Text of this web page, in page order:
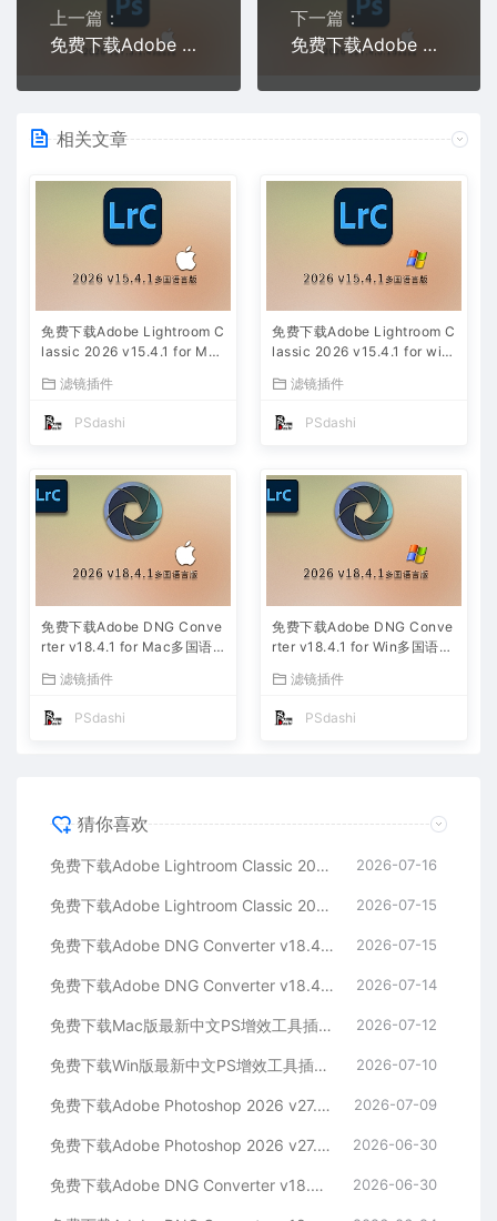
上一篇：
免费下载Adobe Photoshop 2026 v27.3.1.4 for Mac多国语言版正式中文最新PS软件激活一键安装包Ai智能修图设计师平面设计工具
下一篇：
免费下载Adobe Photoshop 2026 v27.4.0.15 for Mac 多国语言版正式中文最新PS软件激活一键安装包Ai智能修图设计师平面设计工具
相关文章
免费下载Adobe Lightroom C
lassic 2026 v15.4.1 for Mac
安装包摄影后期照片图片编辑
工具
滤镜插件
PSdashi
免费下载Adobe Lightroom C
lassic 2026 v15.4.1 for win
安装包摄影后期照片图片编辑
工具
滤镜插件
PSdashi
免费下载Adobe DNG Conve
rter v18.4.1 for Mac多国语
照片格式转换器Lrc数字负片P
滤镜插件
PSdashi
免费下载Adobe DNG Conve
rter v18.4.1 for Win多国语言
片格式转换器Lrc数字负片PS
滤镜插件
PSdashi
猜你喜欢
免费下载Adobe Lightroom Classic 2026 v15.4.1 for Mac多国语言版中文LrC软件激活安装包摄影后期照片图片编辑工具 2026-07-16
免费下载Adobe Lightroom Classic 2026 v15.4.1 for win多国语言版中文LrC软件激活安装包摄影后期照片图片编辑工具 2026-07-15
免费下载Adobe DNG Converter v18.4.1 for Mac多国语言中文版安装包图片RAW相机照片格式转换器Lrc数字负片PS插件软件工具 2026-07-15
免费下载Adobe DNG Converter v18.4.1 for Win多国语言中文版安装包图片RAW相机照片格式转换器Lrc数字负片PS插件软件工具 2026-07-14
免费下载Mac版最新中文PS增效工具插件Adobe Camera Raw 2026 ACR v18.4.1 摄影后期一键安装包预设Lrc照片文件文档格式打开处理编辑 2026-07-12
免费下载Win版最新中文PS增效工具插件Adobe Camera Raw 2026 ACR v18.4.1 摄影后期一键安装包预设Lrc照片文件文档格式打开处理编辑 2026-07-10
免费下载Adobe Photoshop 2026 v27.8.0.13 for MAC多国语言版正式中文最新PS软件激活一键安装包Ai智能修图设计师平面设计工具 2026-07-09
免费下载Adobe Photoshop 2026 v27.8.0.13 for win多国语言版正式中文最新PS软件激活一键安装包Ai智能修图设计师平面设计工具 2026-06-30
免费下载Adobe DNG Converter v18.4.0 for Mac多国语言中文版安装包图片RAW相机照片格式转换器Lrc数字负片PS插件软件工具 2026-06-30